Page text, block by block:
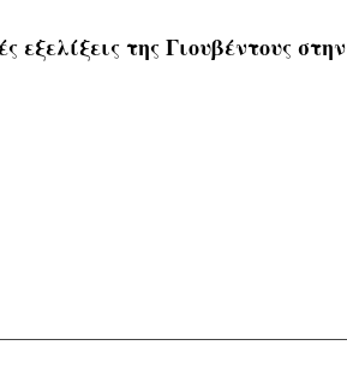
εξελίξεις της Γιουβέντους